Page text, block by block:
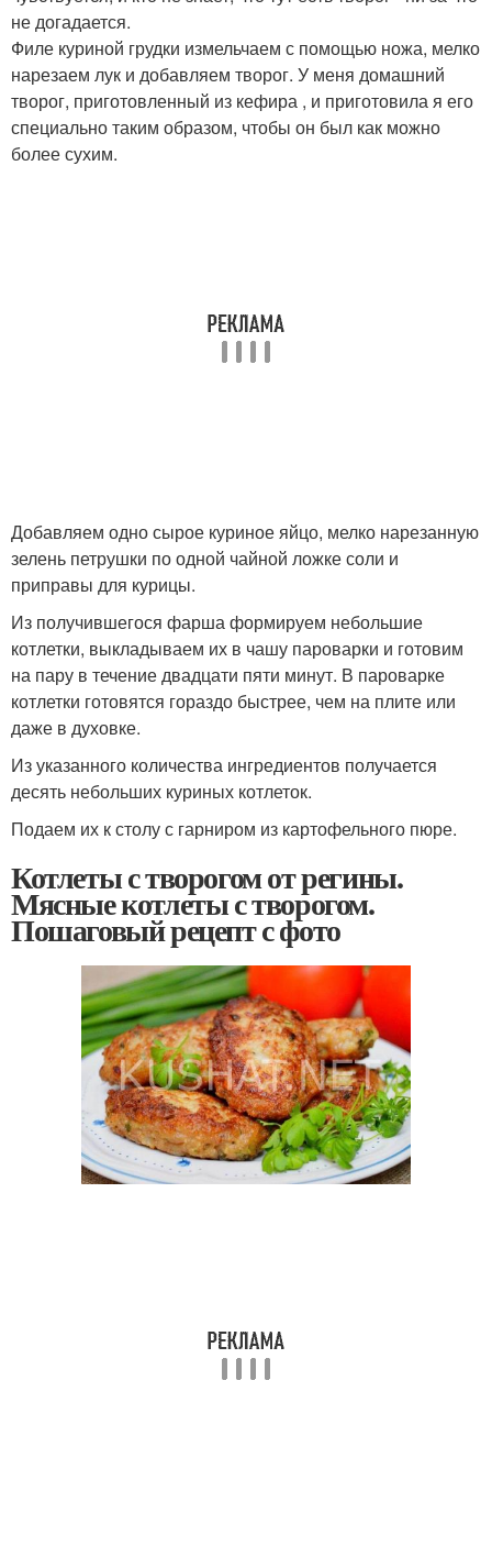
не догадается.
Филе куриной грудки измельчаем с помощью ножа, мелко
нарезаем лук и добавляем творог. У меня домашний
творог, приготовленный из кефира , и приготовила я его
специально таким образом, чтобы он был как можно
более сухим.
Добавляем одно сырое куриное яйцо, мелко нарезанную
зелень петрушки по одной чайной ложке соли и
приправы для курицы.
Из получившегося фарша формируем небольшие
котлетки, выкладываем их в чашу пароварки и готовим
на пару в течение двадцати пяти минут. В пароварке
котлетки готовятся гораздо быстрее, чем на плите или
даже в духовке.
Из указанного количества ингредиентов получается
десять небольших куриных котлеток.
Подаем их к столу с гарниром из картофельного пюре.
Котлеты с творогом от регины.
Мясные котлеты с творогом.
Пошаговый рецепт с фото